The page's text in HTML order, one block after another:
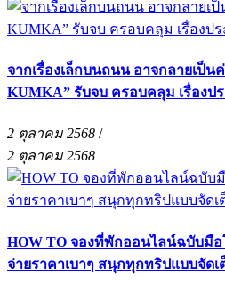
จากเรื่องเล็กบนถนน อาจกลายเป็น
KUMKA” รับจบ ครอบคลุม เรื่องป
2 ตุลาคม 2568 /
2 ตุลาคม 2568
HOW TO จองที่พักออนไลน์ฉบับมือ
จ่ายราคาเบาๆ สนุกทุกทริปแบบจัดเ